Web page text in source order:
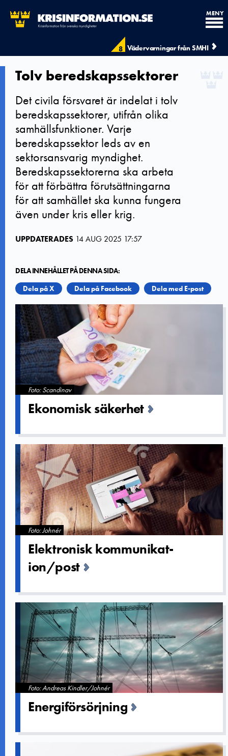
8 Vädervarningar från SMHI
MENY
Tolv beredskapssektorer
Det civila försvaret är indelat i tolv
beredskapssektorer, utifrån olika
samhällsfunktioner. Varje
beredskapssektor leds av en
sektorsansvarig myndighet.
Beredskapssektorerna ska arbeta
för att förbättra förutsättningarna
för att samhället ska kunna fungera
även under kris eller krig.
UPPDATERADES 14 AUG 2025 17:57
DELA INNEHÅLLET PÅ DENNA SIDA:
Dela på X
Dela på Facebook Dela med E-post
Foto: Scandinav
Ekonomisk säkerhet
Foto: Johnér
Elektronis­k kommunikat­
ion/post
Foto: Andreas Kindler/Johnér
Energiförs­örjning